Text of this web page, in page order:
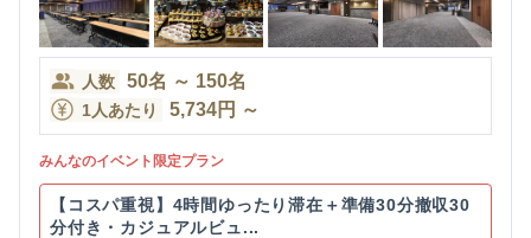
人数 50名 ～ 150名
1人あたり 5,734円 ～
みんなのイベント限定プラン
【コスパ重視】4時間ゆったり滞在＋準備30分撤収30
分付き・カジュアルビュ...